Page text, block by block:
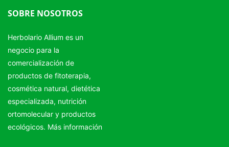
SOBRE NOSOTROS
Herbolario Allium es un
negocio para la
comercialización de
productos de fitoterapia,
cosmética natural, dietética
especializada, nutrición
ortomolecular y productos
ecológicos. Más información